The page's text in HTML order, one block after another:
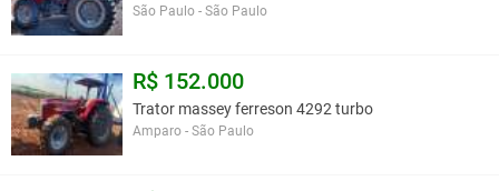
São Paulo - São Paulo
R$ 152.000
Trator massey ferreson 4292 turbo
Amparo - São Paulo